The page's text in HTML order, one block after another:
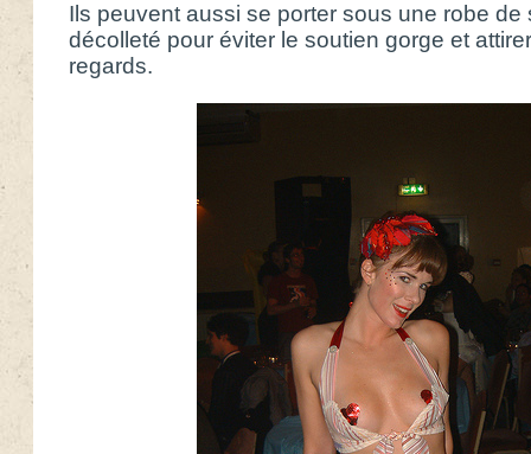
Ils peuvent aussi se porter sous une robe de
décolleté pour éviter le soutien gorge et
regards.